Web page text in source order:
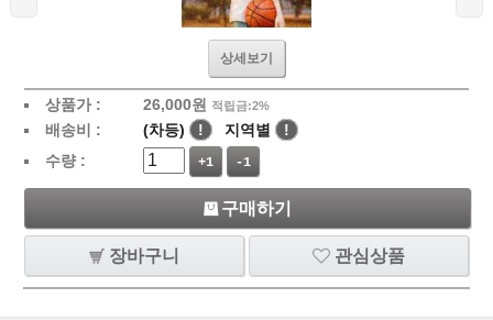
상세보기
상품가 : 26,000원 적립금:2%
배송비 : (차등) ! 지역별
!
수량 :
+1 -1
구매하기
장바구니 관심상품